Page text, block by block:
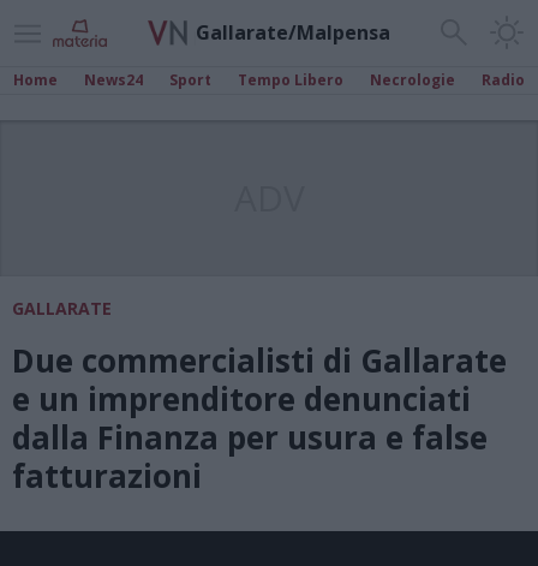
Gallarate/Malpensa
Home News24 Sport Tempo Libero Necrologie Radio
GALLARATE
Due commercialisti di Gallarate
e un imprenditore denunciati
dalla Finanza per usura e false
fatturazioni